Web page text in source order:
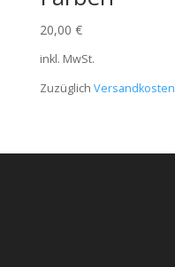
20,00 €
inkl. MwSt.
Zuzüglich Versandkosten